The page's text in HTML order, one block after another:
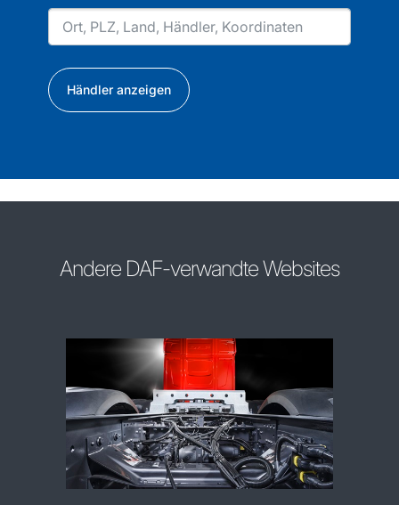
Händler anzeigen
Andere DAF-verwandte Websites